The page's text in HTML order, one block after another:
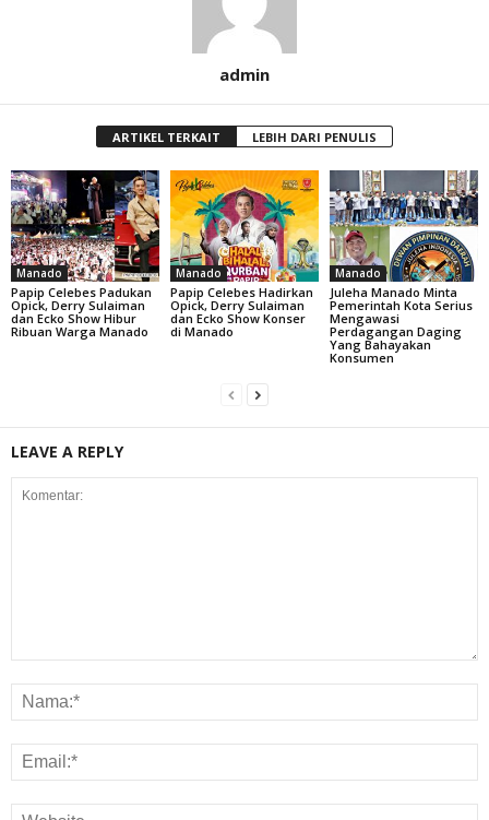
admin
ARTIKEL TERKAIT LEBIH DARI PENULIS
Manado
Papip Celebes Padukan
Opick, Derry Sulaiman
dan Ecko Show Hibur
Ribuan Warga Manado
Manado
Papip Celebes Hadirkan
Opick, Derry Sulaiman
dan Ecko Show Konser
di Manado
Manado
Juleha Manado Minta
Pemerintah Kota Serius
Mengawasi
Perdagangan Daging
Yang Bahayakan
Konsumen
LEAVE A REPLY